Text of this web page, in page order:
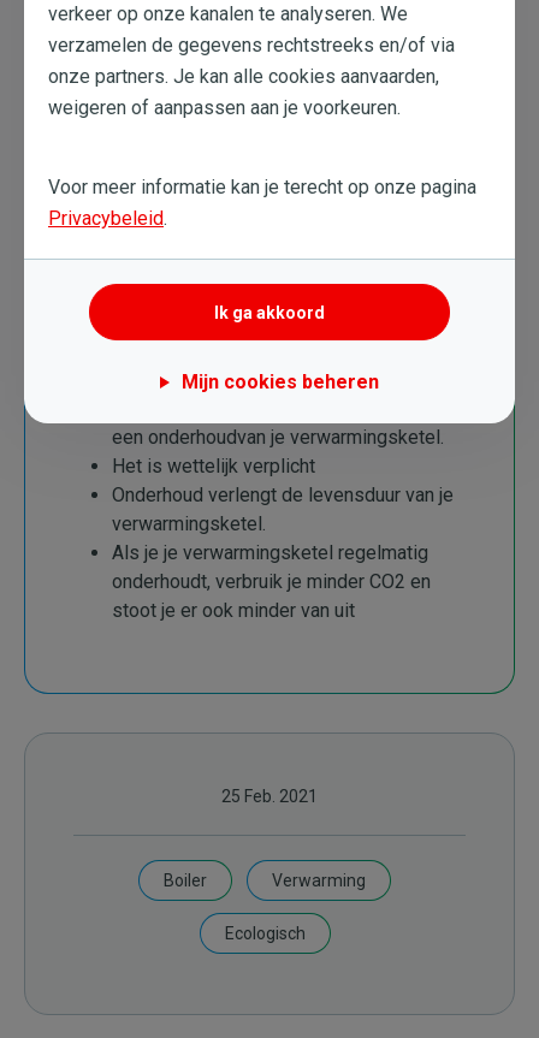
Wat te onthouden
een onderhoudvan je verwarmingsketel.
Het is wettelijk verplicht
Onderhoud verlengt de levensduur van je
verwarmingsketel.
Als je je verwarmingsketel regelmatig
onderhoudt, verbruik je minder CO2 en
stoot je er ook minder van uit
25 Feb. 2021
Boiler Verwarming
Ecologisch
verkeer op onze kanalen te analyseren. We
verzamelen de gegevens rechtstreeks en/of via
onze partners. Je kan alle cookies aanvaarden,
weigeren of aanpassen aan je voorkeuren.
Voor meer informatie kan je terecht op onze pagina
Privacybeleid.
Ik ga akkoord
Mijn cookies beheren